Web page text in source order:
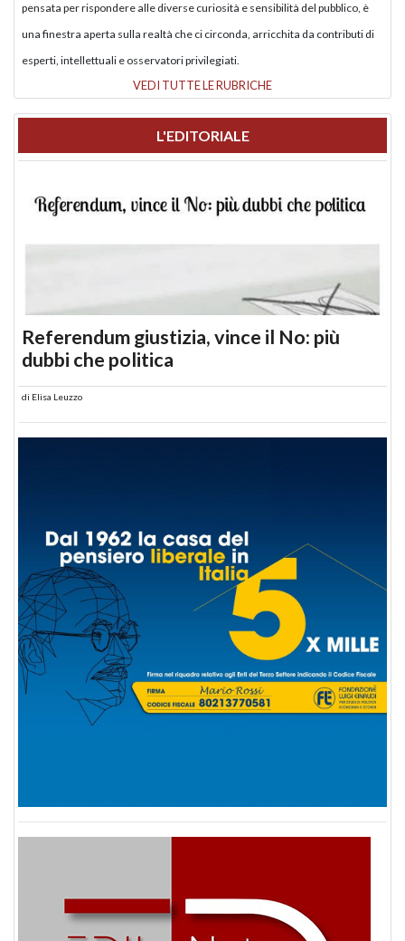
pensata per rispondere alle diverse curiosità e sensibilità del pubblico, è
una finestra aperta sulla realtà che ci circonda, arricchita da contributi di
esperti, intellettuali e osservatori privilegiati.
VEDI TUTTE LE RUBRICHE
L'EDITORIALE
Referendum giustizia, vince il No: più
dubbi che politica
di Elisa Leuzzo